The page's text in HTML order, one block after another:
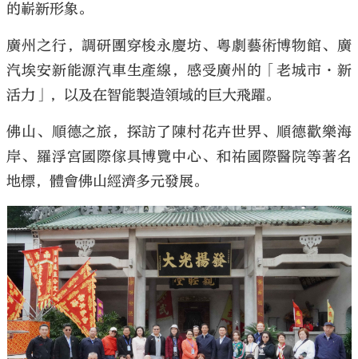
的嶄新形象。
廣州之行，調研團穿梭永慶坊、粵劇藝術博物館、廣
汽埃安新能源汽車生產線，感受廣州的「老城市·新
活力」，以及在智能製造領域的巨大飛躍。
佛山、順德之旅，探訪了陳村花卉世界、順德歡樂海
岸、羅浮宮國際傢具博覽中心、和祐國際醫院等著名
地標，體會佛山經濟多元發展。